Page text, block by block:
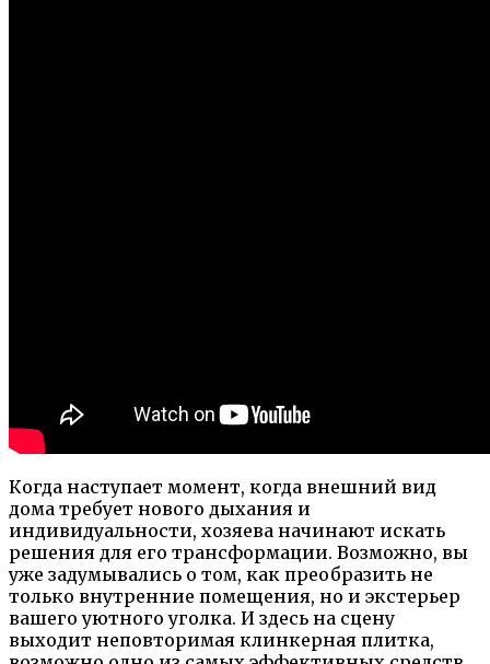
Когда наступает момент, когда внешний вид
дома требует нового дыхания и
индивидуальности, хозяева начинают искать
решения для его трансформации. Возможно, вы
уже задумывались о том, как преобразить не
только внутренние помещения, но и экстерьер
вашего уютного уголка. И здесь на сцену
выходит неповторимая клинкерная плитка,